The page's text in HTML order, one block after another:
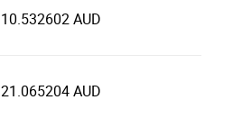
10.532602 AUD
21.065204 AUD